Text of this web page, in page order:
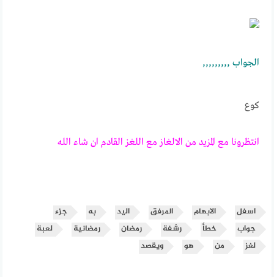
الجـــــواب ,,,,,,,,,
كوع
انتظرونا مع المزيد من الالغاز مع اللغز القادم ان شاء الله
اسفل الابهام المرفق اليد به
جزء
جواب
خطأ رشفة رمضان رمضانية
لعبة
لغز
من هو ويقصد